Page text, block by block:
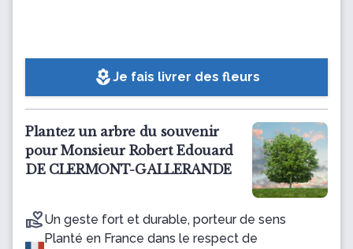
local_floristJe fais livrer des fleurs
Plantez un arbre du souvenir
pour Monsieur Robert Edouard
DE CLERMONT-GALLERANDE
Un geste fort et durable, porteur de sens
Planté en France dans le respect de